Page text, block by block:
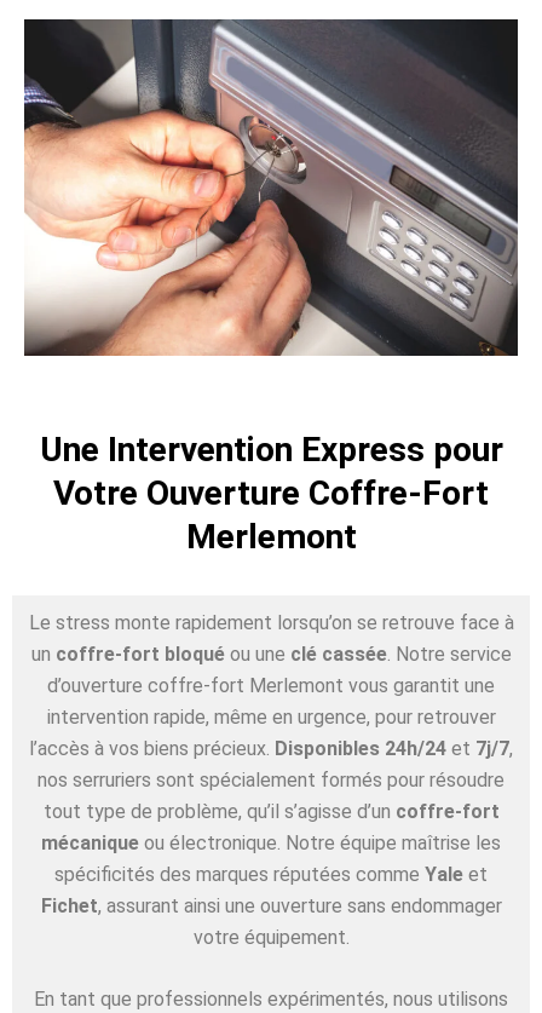
Une Intervention Express pour
Votre Ouverture Coffre-Fort
Merlemont
Le stress monte rapidement lorsqu’on se retrouve face à
un coffre-fort bloquéou une clé cassée. Notre service
d’ouverture coffre-fort Merlemont vous garantit une
intervention rapide, même en urgence, pour retrouver
l’accès à vos biens précieux. Disponibles 24h/24 et 7j/7,
nos serruriers sont spécialement formés pour résoudre
tout type de problème, qu’il s’agisse d’un coffre-fort
mécanique ou électronique. Notre équipe maîtrise les
spécificités des marques réputées comme Yale et
Fichet, assurant ainsi une ouverture sans endommager
votre équipement.
En tant que professionnels expérimentés, nous utilisons